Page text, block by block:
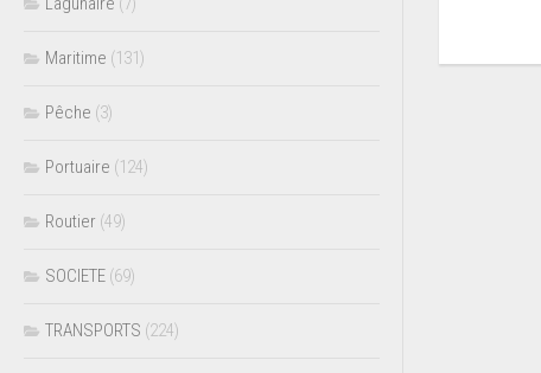
Maritime (131)
Pêche (3)
Portuaire (124)
Routier (49)
SOCIETE (69)
TRANSPORTS (224)